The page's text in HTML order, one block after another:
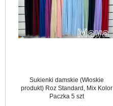
Sukienki damskie (Włoskie
produkt) Roz Standard, Mix Kolor
Paczka 5 szt